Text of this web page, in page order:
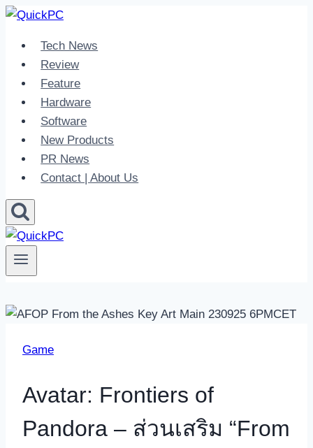
Skip
contentTech News
Review
Feature
Hardware
Software
New Products
PR News
Contact | About Us
Game
Avatar: Frontiers of
Pandora – ส่วนเสริม “From